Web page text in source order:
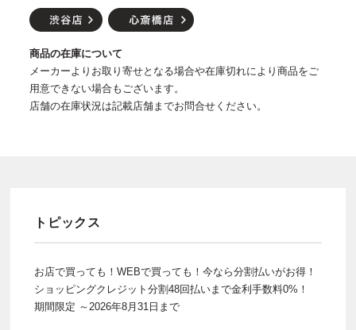
商品の在庫について
メーカーよりお取り寄せとなる場合や在庫切れにより商品をご
用意できない場合もございます。
店舗の在庫状況は記載店舗までお問合せください。
トピックス
お店で買っても！WEBで買っても！今なら分割払いがお得！
ショッピングクレジット分割48回払いまで金利手数料0%！
期間限定 ～2026年8月31日まで